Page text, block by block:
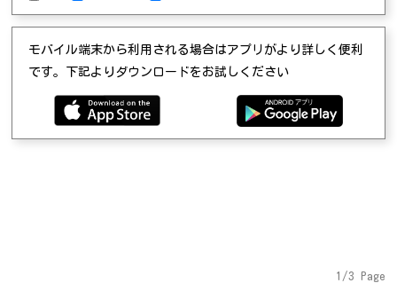
モバイル端末から利用される場合はアプリがより詳しく便利
です。下記よりダウンロードをお試しください
1/3 Page